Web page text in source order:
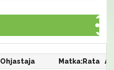
Ohjastaja Matka:Rata